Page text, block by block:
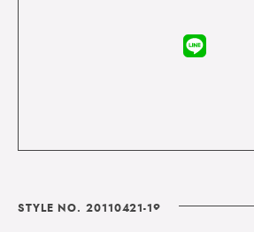
STYLE NO. 20110421-19